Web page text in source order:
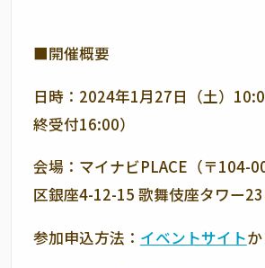
■開催概要
日時：2024年1月27日（土）
終受付16:00）
会場：マイナビPLACE（〒104-
区銀座4-12-15 歌舞伎座タワー
参加申込方法： イベントサイト